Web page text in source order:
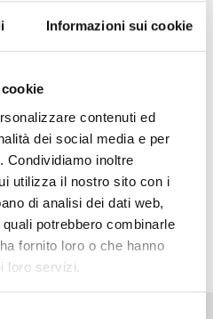
Informazioni sui cookie
contenuti ed
dei social media e per
Condividiamo inoltre
utilizza il nostro sito con i
di analisi dei dati web,
potrebbero combinarle
fornito loro o che hanno
loro servizi.
di suo padre, per
come lui. Se il genitore
momenti sembrerebbe
ma un brutto giorno la
Un legame insanguinato
più. Nel cuore del ragazzo
di una determinazione
combattimenti in una
e il noir!